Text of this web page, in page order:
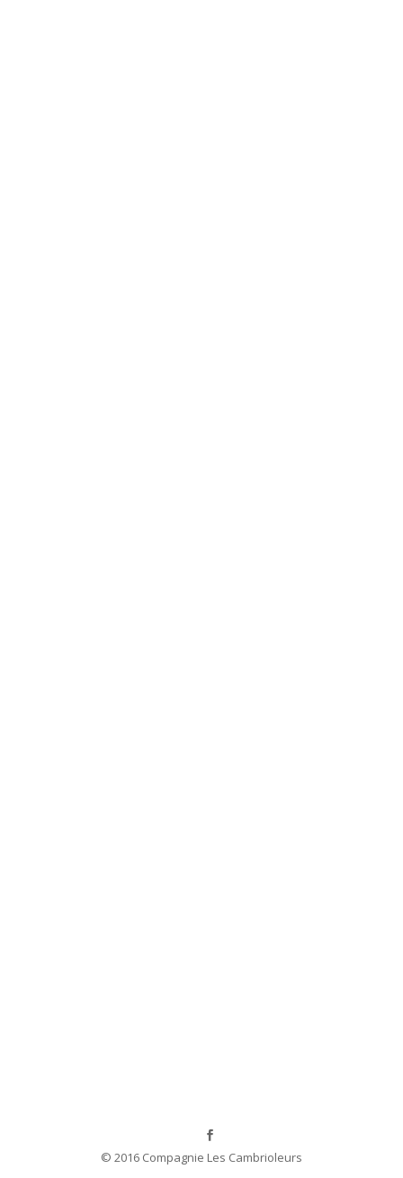
© 2016 Compagnie Les Cambrioleurs